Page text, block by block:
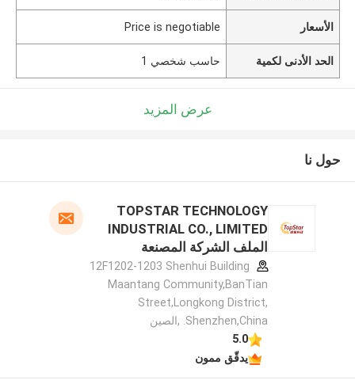
الأسعار Price is negotiable
الحد الأدنى لكمية حاسب شخصي 1
عرض المزيد
حول نا
TOPSTAR TECHNOLOGY
INDUSTRIAL CO., LIMITED
الملف الشركة المصنعة
12F1202-1203 Shenhui Building
Maantang Community,BanTian
Street,Longkong District,
Shenzhen,China. ,الصين
5.0
يدقّق ممون